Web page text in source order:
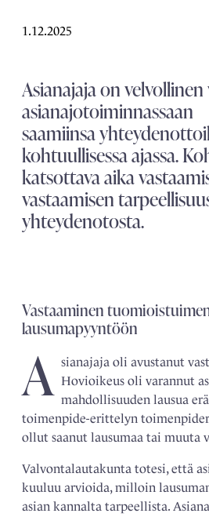
1.12.2025
Asianajaja on
asianajotoiminnassaan
saamiinsa
kohtuullisessa ajassa.
katsottava aika
vastaamisen
yhteydenotosta.
Vastaaminen
lausumapyyntöön
A sianajaja oli avustanut
Hovioikeus oli varannut
mahdollisuuden lausua
toimen­pide-erittelyn
ollut saanut lausumaa tai muuta
Valvontalautakunta totesi, että
kuuluu arvioida, milloin
asian kannalta tarpeellista.